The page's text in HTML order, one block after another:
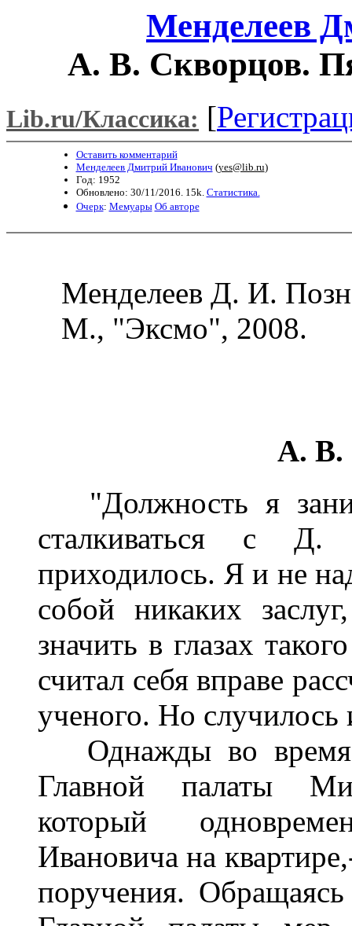
Менделеев
А. В. Скворцов.
Lib.ru/Классика: [
Оставить комментарий
Менделеев Дмитрий Иванович (yes@lib.ru)
Год: 1952
Обновлено: 30/11/2016. 15k. Статистика.
Очерк: Мемуары Об авторе
Менделеев Д. И.
М., "Эксмо", 2008.
А.
"Должность я
сталкиваться с
приходилось. Я и не
собой никаких
значить в глазах
считал себя вправе
ученого. Но случилось
Однажды во время
Главной палаты
который
Ивановича на
поручения.